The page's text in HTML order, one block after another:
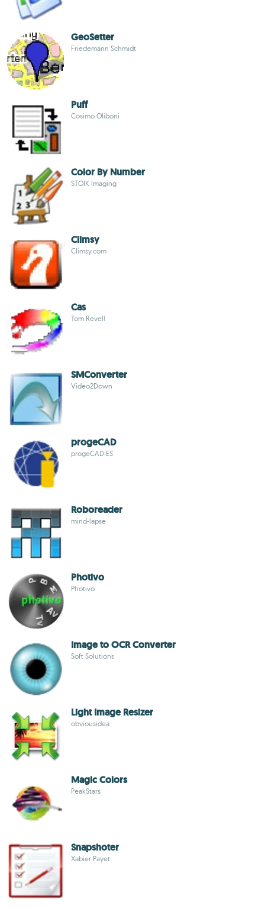
GeoSetter
Friedemann Schmidt
Puff
Cosimo Oliboni
Color By Number
STOIK Imaging
Climsy
Climsy.com
Cas
Tom Revell
SMConverter
Video2Down
progeCAD
progeCAD.ES
Roboreader
mind-lapse
Photivo
Photivo
Image to OCR Converter
Soft Solutions
Light Image Resizer
obviousidea
Magic Colors
PeakStars
Snapshoter
Xabier Payet